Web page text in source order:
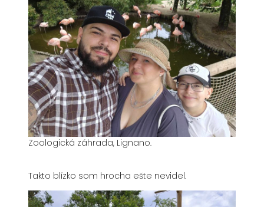
Zoologická záhrada, Lignano.
Takto blízko som hrocha ešte nevidel.